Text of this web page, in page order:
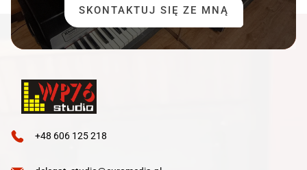
SKONTAKTUJ SIĘ ZE MNĄ
+48 606 125 218